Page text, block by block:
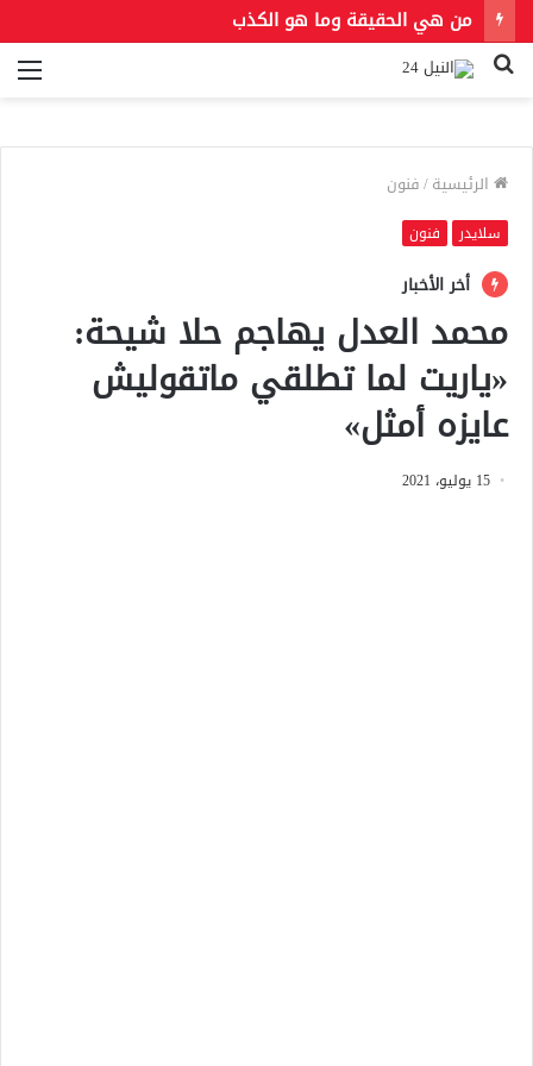
من هي الحقيقة وما هو الكذب
بحث
الرئيسية/فنون
سلايدر فنون
أخر الأخبار
محمد العدل يهاجم حلا شيحة:
«ياريت لما تطلقي ماتقوليش
عايزه أمثل»
15 يوليو، 2021